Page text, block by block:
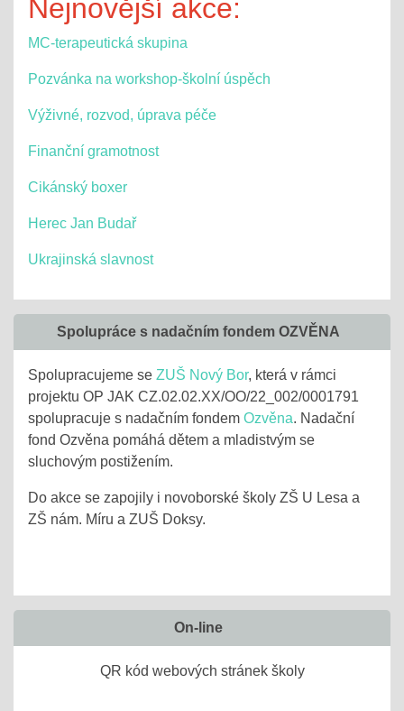
Nejnovější akce:
MC-terapeutická skupina
Pozvánka na workshop-školní úspěch
Výživné, rozvod, úprava péče
Finanční gramotnost
Cikánský boxer
Herec Jan Budař
Ukrajinská slavnost
Spolupráce s nadačním fondem OZVĚNA
Spolupracujeme se ZUŠ Nový Bor, která v rámci
projektu OP JAK CZ.02.02.XX/OO/22_002/0001791
spolupracuje s nadačním fondem Ozvěna. Nadační
fond Ozvěna pomáhá dětem a mladistvým se
sluchovým postižením.
Do akce se zapojily i novoborské školy ZŠ U Lesa a
ZŠ nám. Míru a ZUŠ Doksy.
On-line
QR kód webových stránek školy